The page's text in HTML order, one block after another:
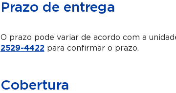
Prazo de entrega
O prazo pode variar de acordo com a
2529-4422 para confirmar o prazo.
Cobertura